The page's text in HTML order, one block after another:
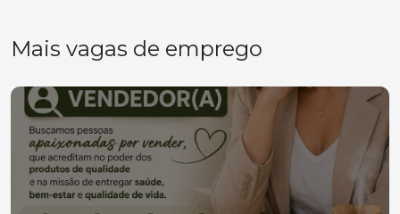
Mais vagas de emprego